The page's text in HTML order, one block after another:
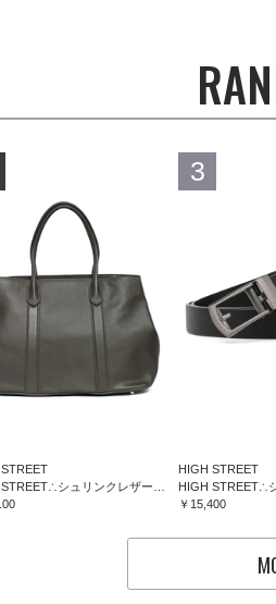
3
HIGH STREET
￥15,400